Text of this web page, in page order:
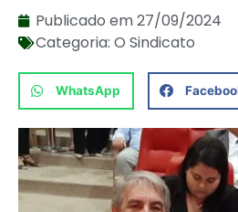
Publicado em27/09/2024
Categoria: O Sindicato
WhatsApp